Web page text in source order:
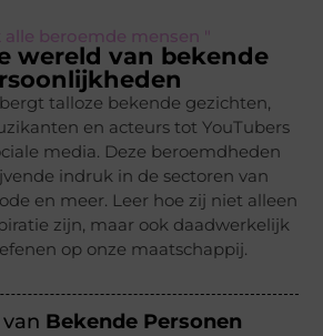
alle beroemde mensen "
wereld van bekende
talloze bekende gezichten,
en acteurs tot YouTubers
media. Deze beroemdheden
indruk in de sectoren van
en meer. Leer hoe zij niet alleen
zijn, maar ook daadwerkelijk
op onze maatschappij.
Bekende Personen